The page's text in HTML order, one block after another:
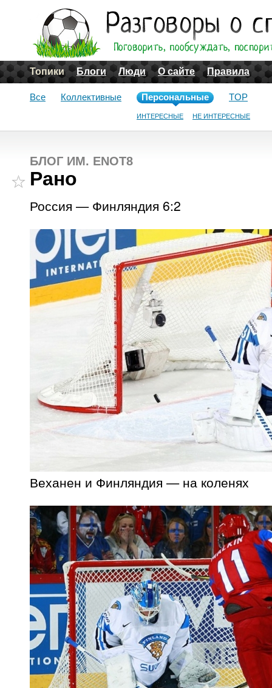
Топики Блоги Люди О сайте Правила
Все Коллективные Персональные
ИНТЕРЕСНЫЕ НЕ ИНТЕРЕСНЫЕ
TOP
БЛОГ ИМ. ENOT8
Рано
Россия — Финляндия 6:2
Веханен и Финляндия — на коленях